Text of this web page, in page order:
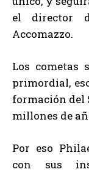
el director
Accomazzo.
Los cometas
primordial,
formación del
millones de
Por eso
con sus